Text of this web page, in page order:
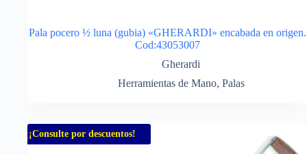
Pala pocero ½ luna (gubia) «GHERARDI» encabada en origen.
Cod:43053007
Gherardi
Herramientas de Mano, Palas
¡Consulte por descuentos!